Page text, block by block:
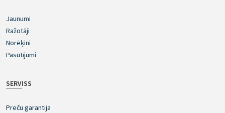
Jaunumi
Ražotāji
Norēķini
Pasūtījumi
SERVISS
Preču garantija